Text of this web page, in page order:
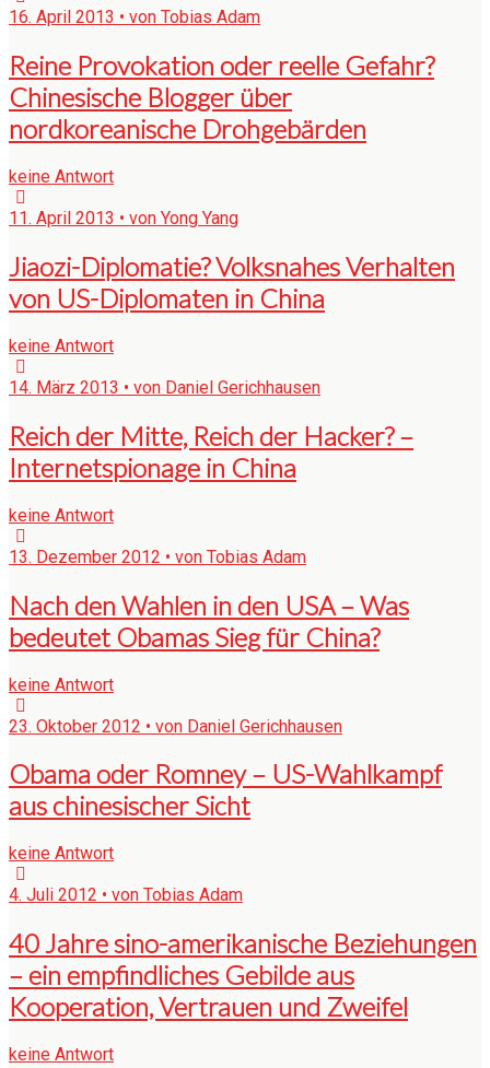
16. April 2013 • von Tobias Adam
Reine Provokation oder reelle Gefahr?
Chinesische Blogger über
nordkoreanische Drohgebärden
keine Antwort
11. April 2013 • von Yong Yang
Jiaozi-Diplomatie? Volksnahes Verhalten
von US-Diplomaten in China
keine Antwort
14. März 2013 • von Daniel Gerichhausen
Reich der Mitte, Reich der Hacker? –
Internetspionage in China
keine Antwort
13. Dezember 2012 • von Tobias Adam
Nach den Wahlen in den USA – Was
bedeutet Obamas Sieg für China?
keine Antwort
23. Oktober 2012 • von Daniel Gerichhausen
Obama oder Romney – US-Wahlkampf
aus chinesischer Sicht
keine Antwort
4. Juli 2012 • von Tobias Adam
40 Jahre sino-amerikanische Beziehungen
– ein empfindliches Gebilde aus
Kooperation, Vertrauen und Zweifel
keine Antwort